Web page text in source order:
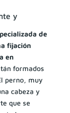
y
de
fijación
en
formados
perno, muy
cabeza y
que se